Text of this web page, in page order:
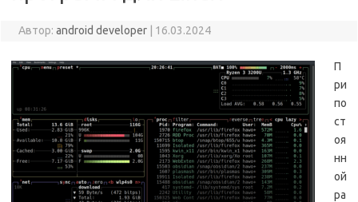
Автор: android developer 16.03.2024
П
ри
по
ст
оя
нн
ой
ра